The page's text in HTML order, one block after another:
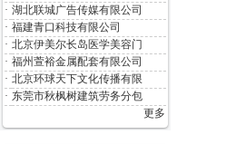
· 湖北联城广告传媒有限公司
· 福建青口科技有限公司
· 北京伊美尔长岛医学美容门
· 福州萱裕金属配套有限公司
· 北京环球天下文化传播有限
· 东莞市秋枫树建筑劳务分包
更多